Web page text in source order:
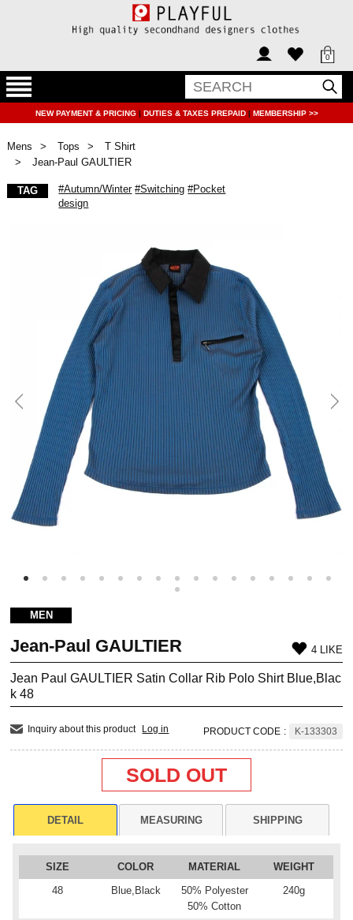
0
NEW PAYMENT & PRICING | DUTIES & TAXES PREPAID | MEMBERSHIP >>
Mens Tops
T Shirt
Jean-Paul GAULTIER
TAG #Autumn/Winter #Switching #Pocket
design
MEN
Jean-Paul GAULTIER 4 LIKE
Jean Paul GAULTIER Satin Collar Rib Polo Shirt Blue,Blac
k 48
Inquiry about this product Log in PRODUCT CODE : K-133303
SOLD OUT
DETAIL MEASURING SHIPPING
SIZE COLOR MATERIAL
WEIGHT
48
Blue,Black
50% Polyester
50% Cotton
240g